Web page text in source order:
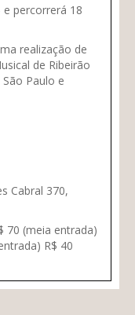
e percorrerá 18
realização de
de Ribeirão
Paulo e
Cabral 370,
70 (meia entrada)
R$ 40